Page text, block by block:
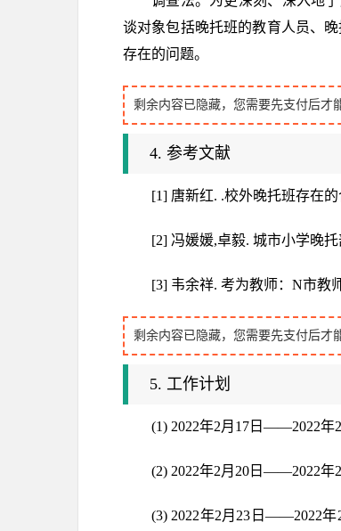
谈对象包括晚托班的教育人员、
存在的问题。
剩余内容已隐藏，您需要先支付后才
4. 参考文献
[1] 唐新红. .校外晚托班存在
[2] 冯媛媛,卓毅. 城市小学晚
[3] 韦余祥. 考为教师：N市教
剩余内容已隐藏，您需要先支付后才
5. 工作计划
(1) 2022年2月17日——2022年
(2) 2022年2月20日——2022年
(3) 2022年2月23日——2022